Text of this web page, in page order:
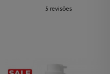
5 revisões